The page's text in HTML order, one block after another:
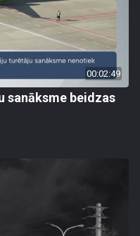
00:02:49
sanāksme beidzas